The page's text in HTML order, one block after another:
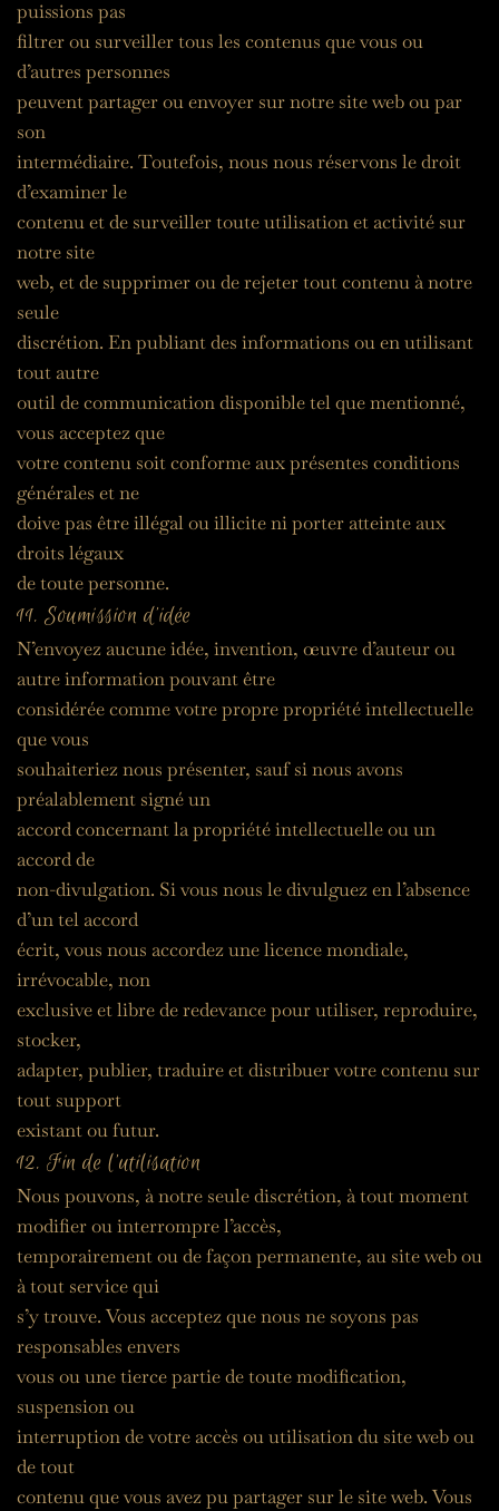
puissions pas
filtrer ou surveiller tous les contenus que vous ou
d’autres personnes
peuvent partager ou envoyer sur notre site web ou par
son
intermédiaire. Toutefois, nous nous réservons le droit
d’examiner le
contenu et de surveiller toute utilisation et activité sur
notre site
web, et de supprimer ou de rejeter tout contenu à notre
seule
discrétion. En publiant des informations ou en utilisant
tout autre
outil de communication disponible tel que mentionné,
vous acceptez que
votre contenu soit conforme aux présentes conditions
générales et ne
doive pas être illégal ou illicite ni porter atteinte aux
droits légaux
de toute personne.
11. Soumission d’idée
N’envoyez aucune idée, invention, œuvre d’auteur ou
autre information pouvant être
considérée comme votre propre propriété intellectuelle
que vous
souhaiteriez nous présenter, sauf si nous avons
préalablement signé un
accord concernant la propriété intellectuelle ou un
accord de
non-divulgation. Si vous nous le divulguez en l’absence
d’un tel accord
écrit, vous nous accordez une licence mondiale,
irrévocable, non
exclusive et libre de redevance pour utiliser, reproduire,
stocker,
adapter, publier, traduire et distribuer votre contenu sur
tout support
existant ou futur.
12. Fin de l’utilisation
Nous pouvons, à notre seule discrétion, à tout moment
modifier ou interrompre l’accès,
temporairement ou de façon permanente, au site web ou
à tout service qui
s’y trouve. Vous acceptez que nous ne soyons pas
responsables envers
vous ou une tierce partie de toute modification,
suspension ou
interruption de votre accès ou utilisation du site web ou
de tout
contenu que vous avez pu partager sur le site web. Vous